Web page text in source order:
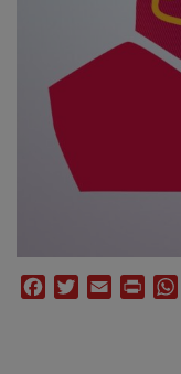
FacebookTwitterEmail Print